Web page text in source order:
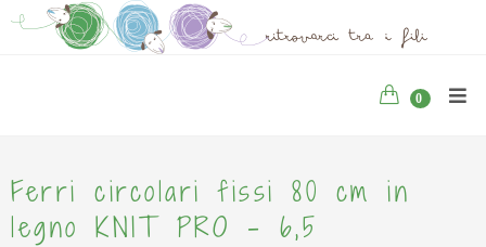
0
Ferri circolari fissi 80 cm in
legno KNIT PRO - 6,5